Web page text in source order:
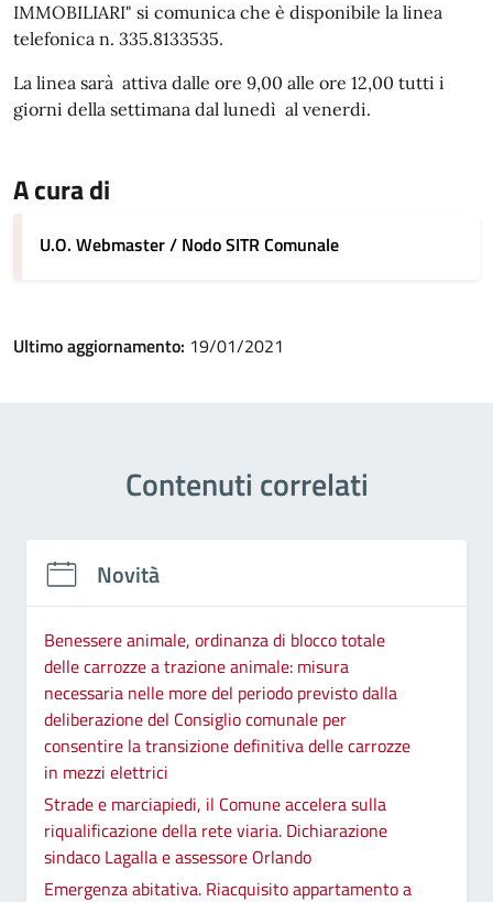
IMMOBILIARI" si comunica che è disponibile la linea
telefonica n. 335.8133535.
La linea sarà attiva dalle ore 9,00 alle ore 12,00 tutti i
giorni della settimana dal lunedì al venerdi.
A cura di
U.O. Webmaster / Nodo SITR Comunale
Ultimo aggiornamento: 19/01/2021
Contenuti correlati
Novità
Benessere animale, ordinanza di blocco totale
delle carrozze a trazione animale: misura
necessaria nelle more del periodo previsto dalla
deliberazione del Consiglio comunale per
consentire la transizione definitiva delle carrozze
in mezzi elettrici
Strade e marciapiedi, il Comune accelera sulla
riqualificazione della rete viaria. Dichiarazione
sindaco Lagalla e assessore Orlando
Emergenza abitativa. Riacquisito appartamento a